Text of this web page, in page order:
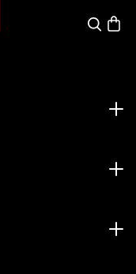
Suche